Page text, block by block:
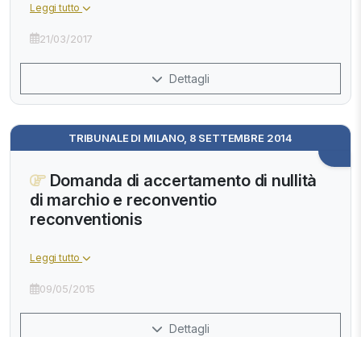
Leggi tutto
21/03/2017
Dettagli
TRIBUNALE DI MILANO, 8 SETTEMBRE 2014
Domanda di accertamento di nullità
di marchio e reconventio
reconventionis
Leggi tutto
09/05/2015
Dettagli